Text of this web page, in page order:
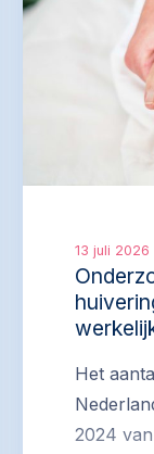
13 juli 2026
Het
2024